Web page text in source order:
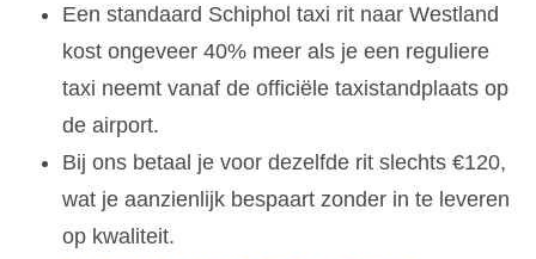
Een standaard Schiphol taxi rit naar Westland
kost ongeveer 40% meer als je een reguliere
taxi neemt vanaf de officiële taxistandplaats op
de airport.
Bij ons betaal je voor dezelfde rit slechts €120,
wat je aanzienlijk bespaart zonder in te leveren
op kwaliteit.